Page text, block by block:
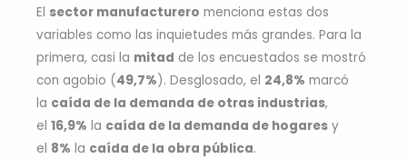
El sector manufacturero menciona estas dos
variables como las inquietudes más grandes. Para la
primera, casi la mitad de los encuestados se mostró
con agobio (49,7%). Desglosado, el 24,8% marcó
la caída de la demanda de otras industrias,
el 16,9% la caída de la demanda de hogares y
el 8% la caída de la obra pública.